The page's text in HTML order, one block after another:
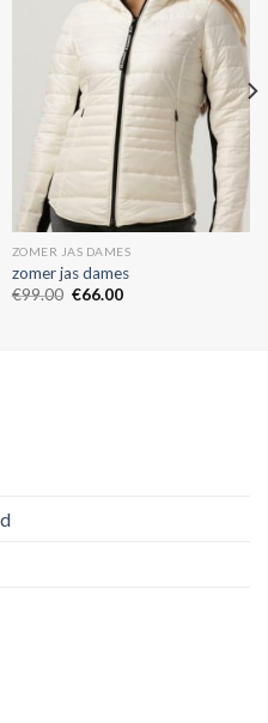
ZOMER JAS DAMES
zomer jas dames
€99.00 €66.00